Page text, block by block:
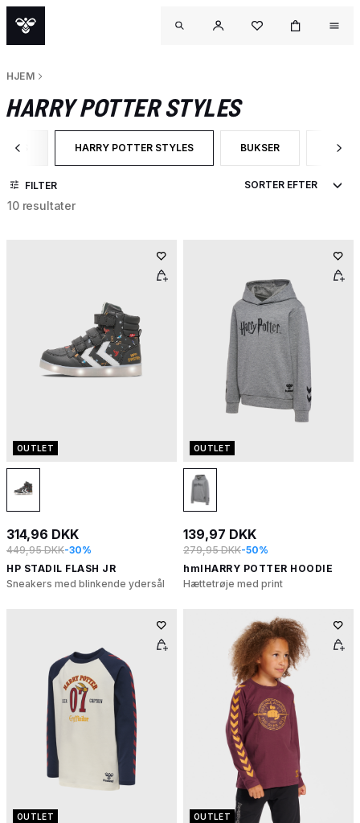
HJEM
HARRY POTTER STYLES
CAMPAIGN PAGES
HARRY POTTER STYLES
VALGT I ØJEBLIKKET FILTRERES EFTER CATEGORY:
BUKSER
FILTRER EFTER T-
FILTER
10 resultater
OUTLET
314,96 DKK
449,95 DKK-30%
HP STADIL FLASH JR
Sneakers med blinkende ydersål
OUTLET
139,97 DKK
279,95 DKK-50%
hmlHARRY POTTER HOODIE
Hættetrøje med print
OUTLET OUTLET